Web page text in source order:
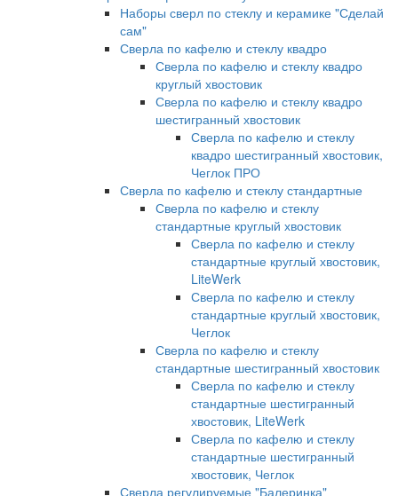
Наборы сверл по стеклу и керамике "Сделай
сам"
Сверла по кафелю и стеклу квадро
Сверла по кафелю и стеклу квадро
круглый хвостовик
Сверла по кафелю и стеклу квадро
шестигранный хвостовик
Сверла по кафелю и стеклу
квадро шестигранный хвостовик,
Чеглок ПРО
Сверла по кафелю и стеклу стандартные
Сверла по кафелю и стеклу
стандартные круглый хвостовик
Сверла по кафелю и стеклу
стандартные круглый хвостовик,
LiteWerk
Сверла по кафелю и стеклу
стандартные круглый хвостовик,
Чеглок
Сверла по кафелю и стеклу
стандартные шестигранный хвостовик
Сверла по кафелю и стеклу
стандартные шестигранный
хвостовик, LiteWerk
Сверла по кафелю и стеклу
стандартные шестигранный
хвостовик, Чеглок
Сверла регулируемые "Балеринка"